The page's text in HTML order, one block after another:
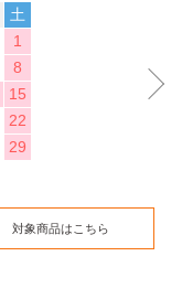
土
1
8
15
22
29
対象商品はこちら